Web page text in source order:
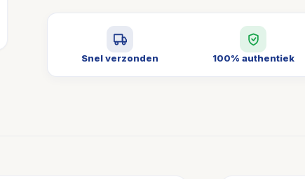
Snel verzonden 100% authentiek